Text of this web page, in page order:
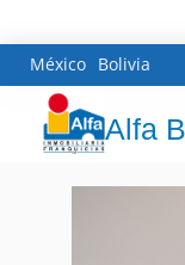
México Bolivia
Alfa